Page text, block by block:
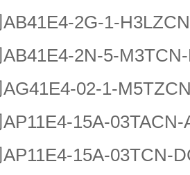
AB41E4-2G-1-
AB41E4-2N-5-
AG41E4-02-1-
AP11E4-15A-03TACN-
AP11E4-15A-03TCN-